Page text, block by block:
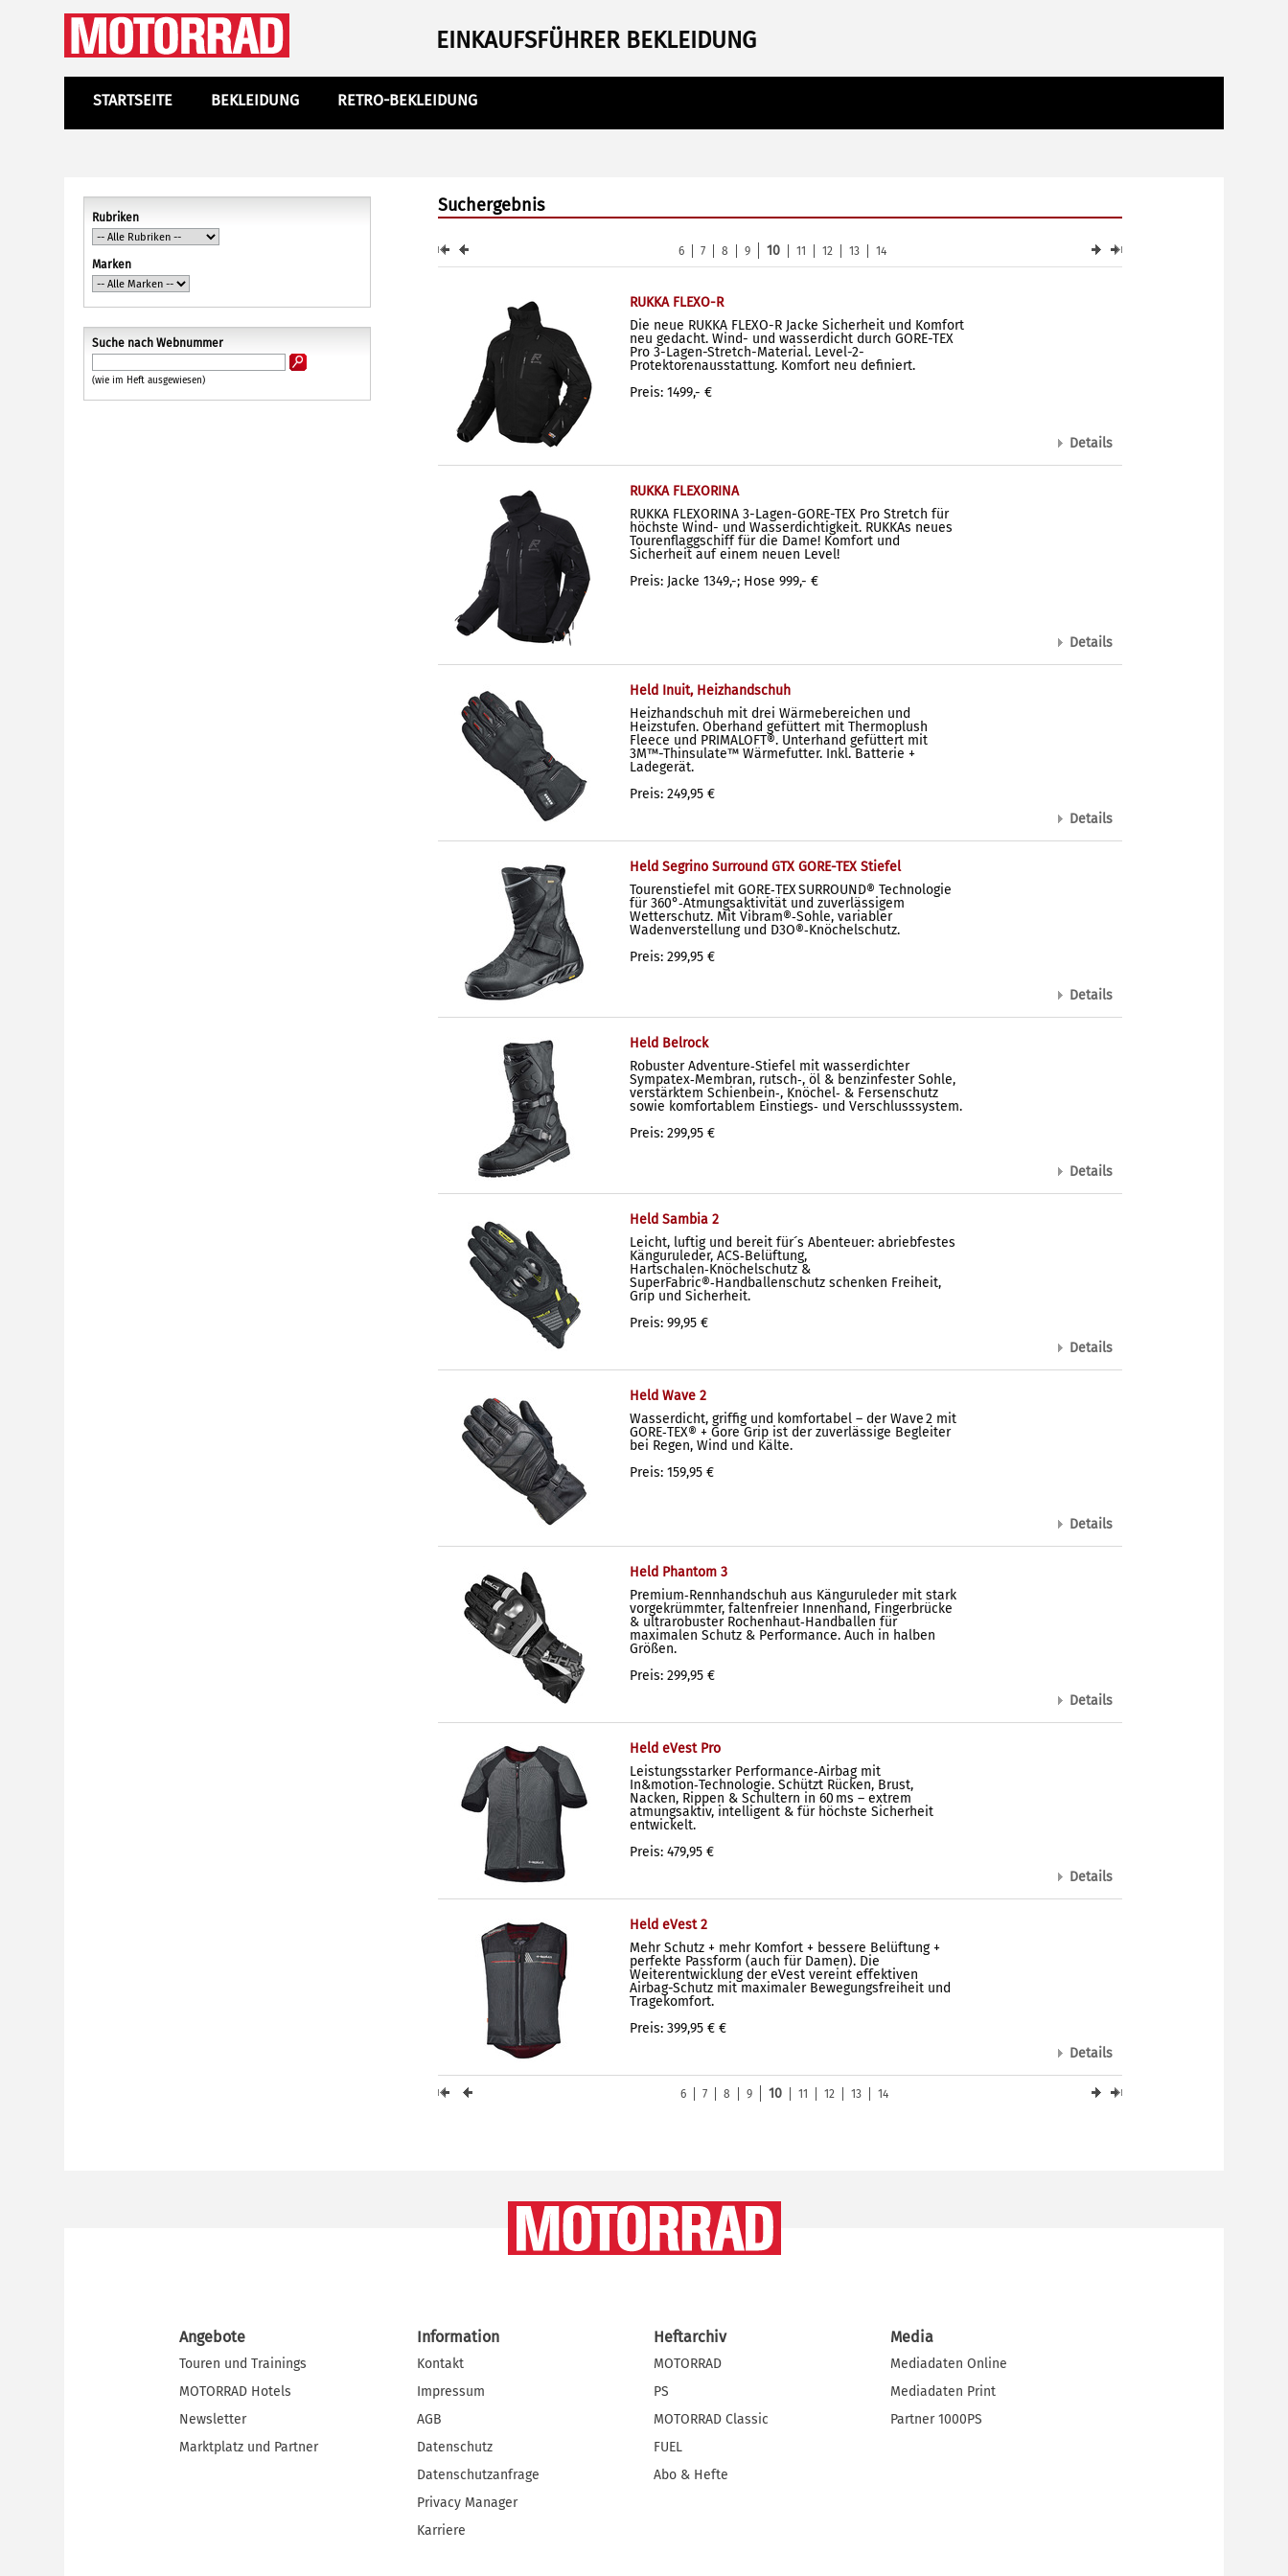
EINKAUFSFÜHRER BEKLEIDUNG
STARTSEITE BEKLEIDUNG RETRO-BEKLEIDUNG
Rubriken
Marken
Suche nach Webnummer
(wie im Heft ausgewiesen)
Suchergebnis
6 7 8 9 10 11 12 13 14
RUKKA FLEXO-R
Die neue RUKKA FLEXO-R Jacke Sicherheit und Komfort
neu gedacht. Wind- und wasserdicht durch GORE-TEX
Pro 3-Lagen-Stretch-Material. Level-2-
Protektorenausstattung. Komfort neu definiert.
Preis: 1499,- €
Details
RUKKA FLEXORINA
RUKKA FLEXORINA 3-Lagen-GORE-TEX Pro Stretch für
höchste Wind- und Wasserdichtigkeit. RUKKAs neues
Tourenflaggschiff für die Dame! Komfort und
Sicherheit auf einem neuen Level!
Preis: Jacke 1349,-; Hose 999,- €
Details
Held Inuit, Heizhandschuh
Heizhandschuh mit drei Wärmebereichen und
Heizstufen. Oberhand gefüttert mit Thermoplush
Fleece und PRIMALOFT®. Unterhand gefüttert mit
3M™-Thinsulate™ Wärmefutter. Inkl. Batterie +
Ladegerät.
Preis: 249,95 €
Details
Held Segrino Surround GTX GORE-TEX Stiefel
Tourenstiefel mit GORE‑TEX SURROUND® Technologie
für 360°‑Atmungsaktivität und zuverlässigem
Wetterschutz. Mit Vibram®‑Sohle, variabler
Wadenverstellung und D3O®‑Knöchelschutz.
Preis: 299,95 €
Details
Held Belrock
Robuster Adventure‑Stiefel mit wasserdichter
Sympatex‑Membran, rutsch‑, öl & benzinfester Sohle,
verstärktem Schienbein‑, Knöchel‑ & Fersenschutz
sowie komfortablem Einstiegs‑ und Verschlusssystem.
Preis: 299,95 €
Details
Held Sambia 2
Leicht, luftig und bereit für´s Abenteuer: abriebfestes
Känguruleder, ACS‑Belüftung,
Hartschalen‑Knöchelschutz &
SuperFabric®‑Handballenschutz schenken Freiheit,
Grip und Sicherheit.
Preis: 99,95 €
Details
Held Wave 2
Wasserdicht, griffig und komfortabel – der Wave 2 mit
GORE‑TEX® + Gore Grip ist der zuverlässige Begleiter
bei Regen, Wind und Kälte.
Preis: 159,95 €
Details
Held Phantom 3
Premium‑Rennhandschuh aus Känguruleder mit stark
vorgekrümmter, faltenfreier Innenhand, Fingerbrücke
& ultrarobuster Rochenhaut‑Handballen für
maximalen Schutz & Performance. Auch in halben
Größen.
Preis: 299,95 €
Details
Held eVest Pro
Leistungsstarker Performance‑Airbag mit
In&motion‑Technologie. Schützt Rücken, Brust,
Nacken, Rippen & Schultern in 60 ms – extrem
atmungsaktiv, intelligent & für höchste Sicherheit
entwickelt.
Preis: 479,95 €
Details
Held eVest 2
Mehr Schutz + mehr Komfort + bessere Belüftung +
perfekte Passform (auch für Damen). Die
Weiterentwicklung der eVest vereint effektiven
Airbag-Schutz mit maximaler Bewegungsfreiheit und
Tragekomfort.
Preis: 399,95 € €
Details
6 7 8 9 10 11 12 13 14
Angebote
Touren und Trainings
MOTORRAD Hotels
Newsletter
Marktplatz und Partner
Information
Kontakt
Impressum
AGB
Datenschutz
Datenschutzanfrage
Privacy Manager
Karriere
Heftarchiv
MOTORRAD
PS
MOTORRAD Classic
FUEL
Abo & Hefte
Media
Mediadaten Online
Mediadaten Print
Partner 1000PS